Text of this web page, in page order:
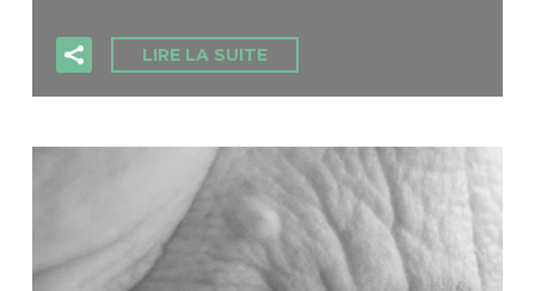
LIRE LA SUITE